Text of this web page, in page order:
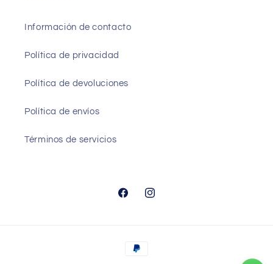
Información de contacto
Política de privacidad
Política de devoluciones
Política de envíos
Términos de servicios
FacebookInstagram
Formas